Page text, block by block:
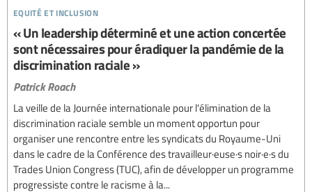
equité et inclusion
« Un leadership déterminé et une action concertée
sont nécessaires pour éradiquer la pandémie de la
discrimination raciale »
Patrick Roach
La veille de la Journée internationale pour l'élimination de la
discrimination raciale semble un moment opportun pour
organiser une rencontre entre les syndicats du Royaume-Uni
dans le cadre de la Conférence des travailleur·euse·s noir·e·s du
Trades Union Congress (TUC), afin de développer un programme
progressiste contre le racisme à la...